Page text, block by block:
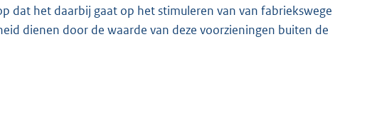
dat het daarbij gaat op het stimuleren van van fabriekswege
dienen door de waarde van deze voorzieningen buiten de